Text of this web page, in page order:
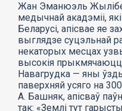
Жан Эманюэль
медычнай акадэміі,
Беларусі, апісвае яе
выглядзе суцэльнай
некаторых месцах
высокія
Навагрудка — яны
паверхняй усяго на
А. Башняк, апісваў
так: «Землі тут